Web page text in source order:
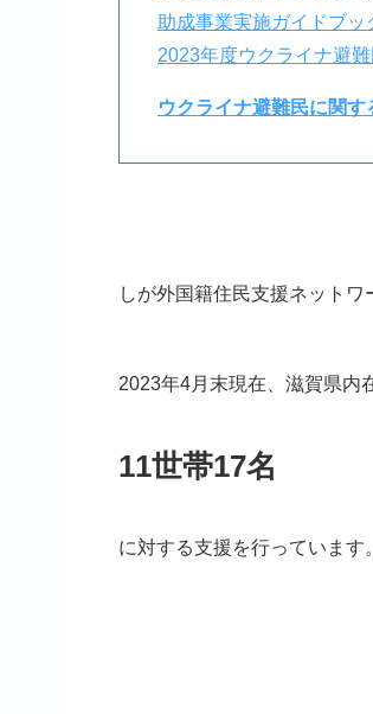
助成事業実施ガイドブッ
2023年度ウクライナ避
ウクライナ避難民に関す
しが外国籍住民支援ネットワ
2023年4月末現在、滋賀県内
11世帯17名
に対する支援を行っています。